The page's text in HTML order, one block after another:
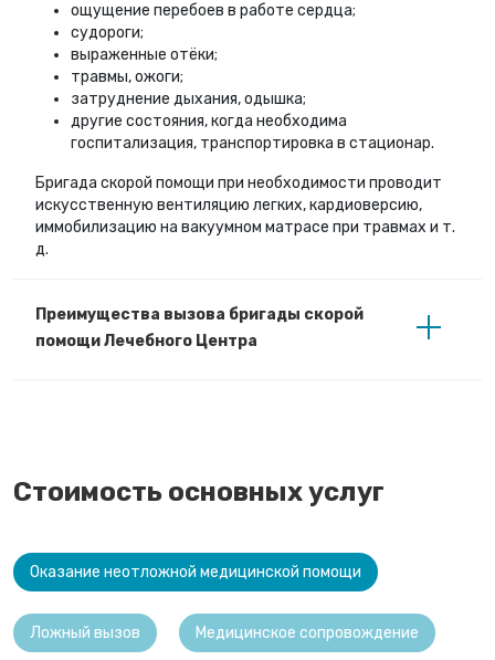
ощущение перебоев в работе сердца;
судороги;
выраженные отёки;
травмы, ожоги;
затруднение дыхания, одышка;
другие состояния, когда необходима
госпитализация, транспортировка в стационар.
Бригада скорой помощи при необходимости проводит
искусственную вентиляцию легких, кардиоверсию,
иммобилизацию на вакуумном матрасе при травмах и т.
д.
Преимущества вызова бригады скорой
помощи Лечебного Центра
Стоимость основных услуг
Оказание неотложной медицинской помощи
Ложный вызов Медицинское сопровождение